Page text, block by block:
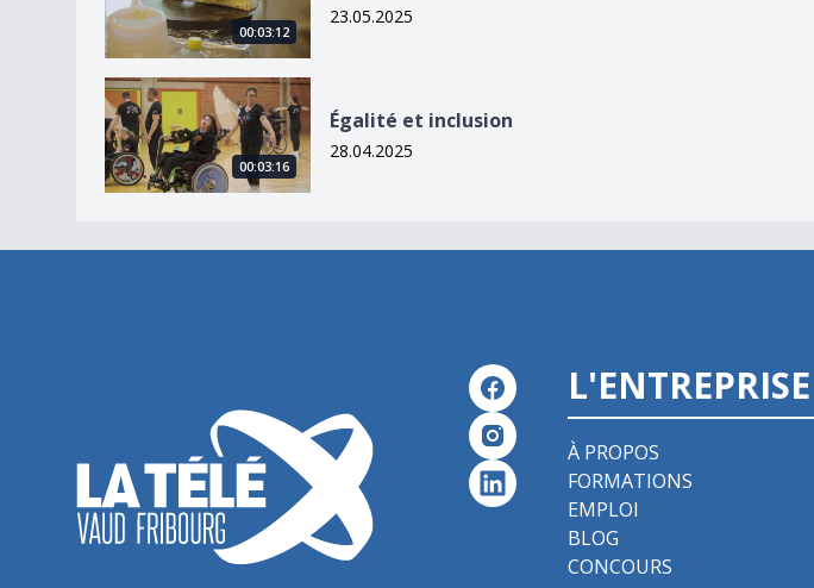
00:03:12
23.05.2025
Égalité et inclusion
00:03:16
Égalité et inclusion
28.04.2025
L'ENTREPRISE
À PROPOS
FORMATIONS
EMPLOI
BLOG
CONCOURS